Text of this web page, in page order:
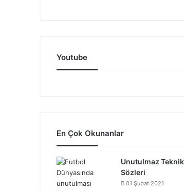
Youtube
En Çok Okunanlar
Unutulmaz
Sözleri
01 Şubat 2021